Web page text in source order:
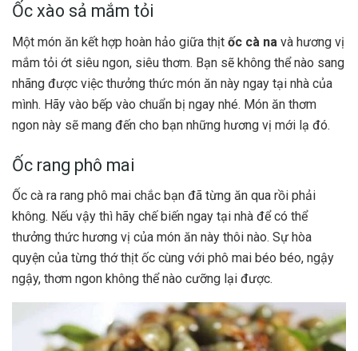
Ốc xào sả mắm tỏi
Một món ăn kết hợp hoàn hảo giữa thịt ốc cà na và hương vị
mắm tỏi ớt siêu ngon, siêu thơm. Bạn sẽ không thể nào sang
nhãng được việc thưởng thức món ăn này ngay tại nhà của
mình. Hãy vào bếp vào chuẩn bị ngay nhé. Món ăn thơm
ngon này sẽ mang đến cho bạn những hương vị mới lạ đó.
Ốc rang phô mai
Ốc cà ra rang phô mai chắc bạn đã từng ăn qua rồi phải
không. Nếu vậy thì hãy chế biến ngay tại nhà để có thể
thưởng thức hương vị của món ăn này thôi nào. Sự hòa
quyện của từng thớ thịt ốc cùng với phô mai béo béo, ngậy
ngậy, thơm ngon không thể nào cưỡng lại được.